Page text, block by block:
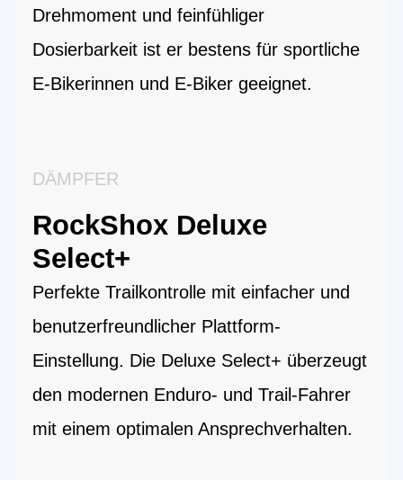
Drehmoment und feinfühliger
Dosierbarkeit ist er bestens für sportliche
E-Bikerinnen und E-Biker geeignet.
DÄMPFER
RockShox Deluxe
Select+
Perfekte Trailkontrolle mit einfacher und
benutzerfreundlicher Plattform-
Einstellung. Die Deluxe Select+ überzeugt
den modernen Enduro- und Trail-Fahrer
mit einem optimalen Ansprechverhalten.